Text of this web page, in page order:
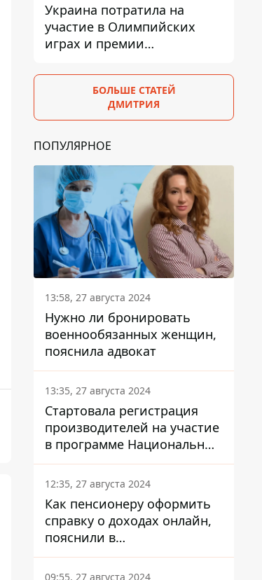
Украина потратила на
участие в Олимпийских
играх и премии
БОЛЬШЕ СТАТЕЙ
ДМИТРИЯ
ПОПУЛЯРНОЕ
13:58, 27 августа 2024
Нужно ли бронировать
военнообязанных женщин,
пояснила адвокат
13:35, 27 августа 2024
Стартовала регистрация
производителей на участие
в программе Национальный
кэшбек: как это сделать
через портал Дія
12:35, 27 августа 2024
Как пенсионеру оформить
справку о доходах онлайн,
пояснили в
Минсоцполитики
09:55, 27 августа 2024